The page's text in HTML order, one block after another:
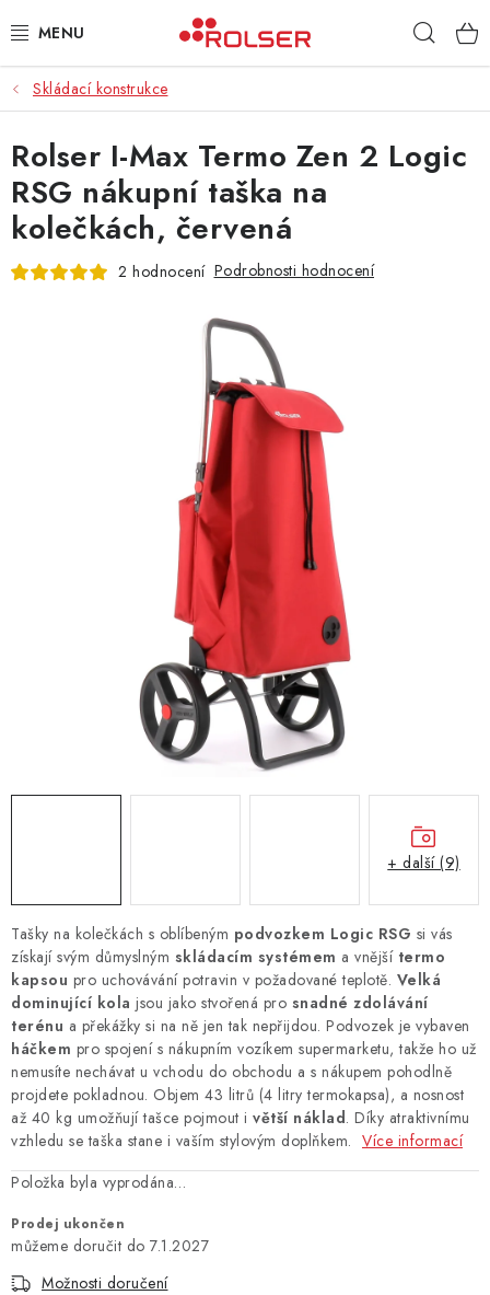
na
TAŠKY NA KOLEČKÁCH
ŽEHLICÍ PRKNA
SCHŮDKY
KLASICKÉ TAŠKY
Obchodní podmínky
Skládací konstrukce
Tašky na kolečkách s oblíbeným podvozkem Logic RSG si vás
získají svým důmyslným skládacím systémem a vnější termo
kapsou pro uchovávání potravin v požadované teplotě. Velká
dominující kola jsou jako stvořená pro snadné zdolávání
terénu a překážky si na ně jen tak nepřijdou. Podvozek je vybaven
háčkem pro spojení s nákupním vozíkem supermarketu, takže ho už
nemusíte nechávat u vchodu do obchodu a s nákupem pohodlně
projdete pokladnou. Objem 43 litrů (4 litry termokapsa), a nosnost
až 40 kg umožňují tašce pojmout i větší náklad. Díky atraktivnímu
vzhledu se taška stane i vaším stylovým doplňkem. Více informací
Položka byla vyprodána…
Prodej ukončen
7.1.2027
Možnosti doručení
Rolser I-Max Termo Zen 2 Logic
RSG nákupní taška na
kolečkách, červená
2 hodnocení Podrobnosti hodnocení
+ další (9)